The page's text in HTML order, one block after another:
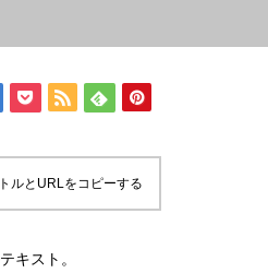
ルとURLをコピーする
キスト。